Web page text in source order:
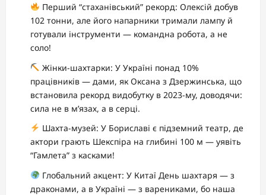
Перший “стаханівський” рекорд: Олексій добув
102 тонни, але його напарники тримали лампу й
готували інструменти — командна робота, а не
соло!
Жінки-шахтарки: У Україні понад 10%
працівників — дами, як Оксана з Дзержинська, що
встановила рекорд видобутку в 2023-му, доводячи:
сила не в м’язах, а в серці.
Шахта-музей: У Бориславі є підземний театр, де
актори грають Шекспіра на глибині 100 м — уявіть
“Гамлета” з касками!
Глобальний акцент: У Китаї День шахтаря — з
драконами, а в Україні — з варениками, бо наша